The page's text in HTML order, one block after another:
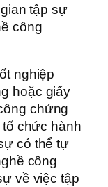
tập sự
công
nghiệp
hoặc giấy
chứng
chức hành
có thể tự
công
về việc tập